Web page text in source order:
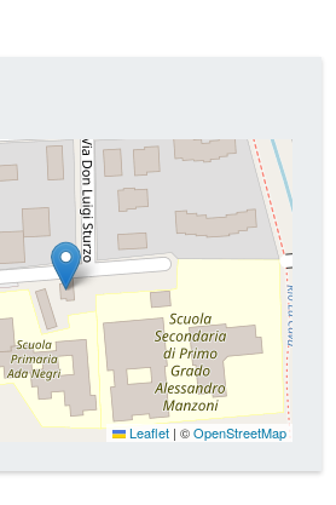
Leaflet | ©OpenStreetMap